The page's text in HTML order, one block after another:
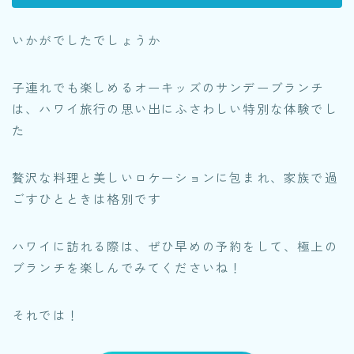
いかがでしたでしょうか
子連れでも楽しめるオーキッズのサンデーブランチ
は、ハワイ旅行の思い出にふさわしい特別な体験でし
た
贅沢な料理と美しいロケーションに包まれ、家族で過
ごすひとときは格別です
ハワイに訪れる際は、ぜひ早めの予約をして、極上の
ブランチを楽しんでみてくださいね！
それでは！